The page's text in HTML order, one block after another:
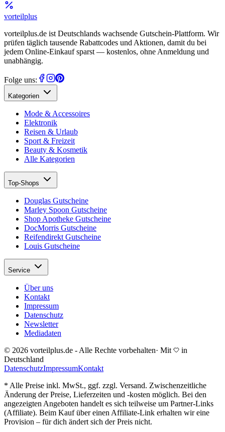
vorteilplus
vorteilplus.de ist Deutschlands wachsende Gutschein-Plattform. Wir
prüfen täglich tausende Rabattcodes und Aktionen, damit du bei
jedem Online-Einkauf sparst — kostenlos, ohne Anmeldung und
unabhängig.
Folge uns:
Kategorien
Mode & Accessoires
Elektronik
Reisen & Urlaub
Sport & Freizeit
Beauty & Kosmetik
Alle Kategorien
Top-Shops
Douglas Gutscheine
Marley Spoon Gutscheine
Shop Apotheke Gutscheine
DocMorris Gutscheine
Reifendirekt Gutscheine
Louis Gutscheine
Service
Über uns
Kontakt
Impressum
Datenschutz
Newsletter
Mediadaten
© 2026 vorteilplus.de - Alle Rechte vorbehalten· Mit
in
Deutschland
DatenschutzImpressumKontakt
* Alle Preise inkl. MwSt., ggf. zzgl. Versand. Zwischenzeitliche
Änderung der Preise, Lieferzeiten und -kosten möglich. Bei den
angezeigten Angeboten handelt es sich teilweise um Partner-Links
(Affiliate). Beim Kauf über einen Affiliate-Link erhalten wir eine
Provision – für dich ändert sich der Preis nicht.